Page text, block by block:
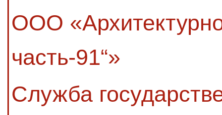
ООО
часть-91“»
Служба